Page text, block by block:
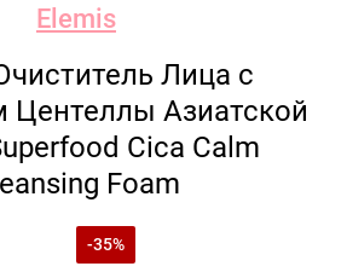
Elemis
Лица с
Центеллы Азиатской
Cica Calm
Foam
-35%